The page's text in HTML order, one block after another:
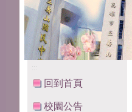
:::
回到首頁
校園公告